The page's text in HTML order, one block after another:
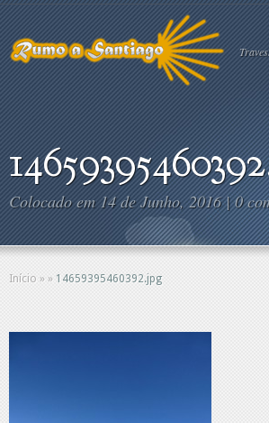
Colocado em 14 de Junho, 2016 |0
Início » » 14659395460392.jpg